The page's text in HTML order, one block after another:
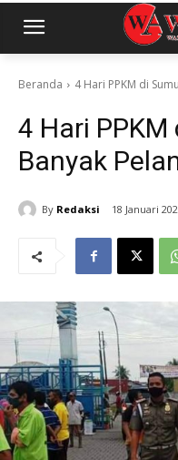
Beranda 4 Hari PPKM di
4 Hari
Banyak
By Redaksi 18 Januari